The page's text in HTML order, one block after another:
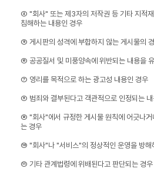
④ "회사" 또는 제3자의 저작권 등 기타 지적
침해하는 내용인 경우
⑤ 게시판의 성격에 부합하지 않는 게시물의
⑥ 공공질서 및 미풍양속에 위반되는 내용을
⑦ 영리를 목적으로 하는 광고성 내용인 경우
⑧ 범죄와 결부된다고 객관적으로 인정되는
⑨ "회사"에서 규정한 게시물 원칙에 어긋나거
는 경우
⑩ "회사"나 "서비스"의 정상적인 운영을 방해
⑪ 기타 관계법령에 위배된다고 판단되는 경우